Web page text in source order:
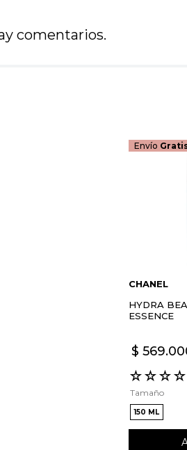
comentarios.
Envío
CHANEL
HYDRA
ESSENCE
$ 569.
☆☆☆☆
Tamaño
150 ML